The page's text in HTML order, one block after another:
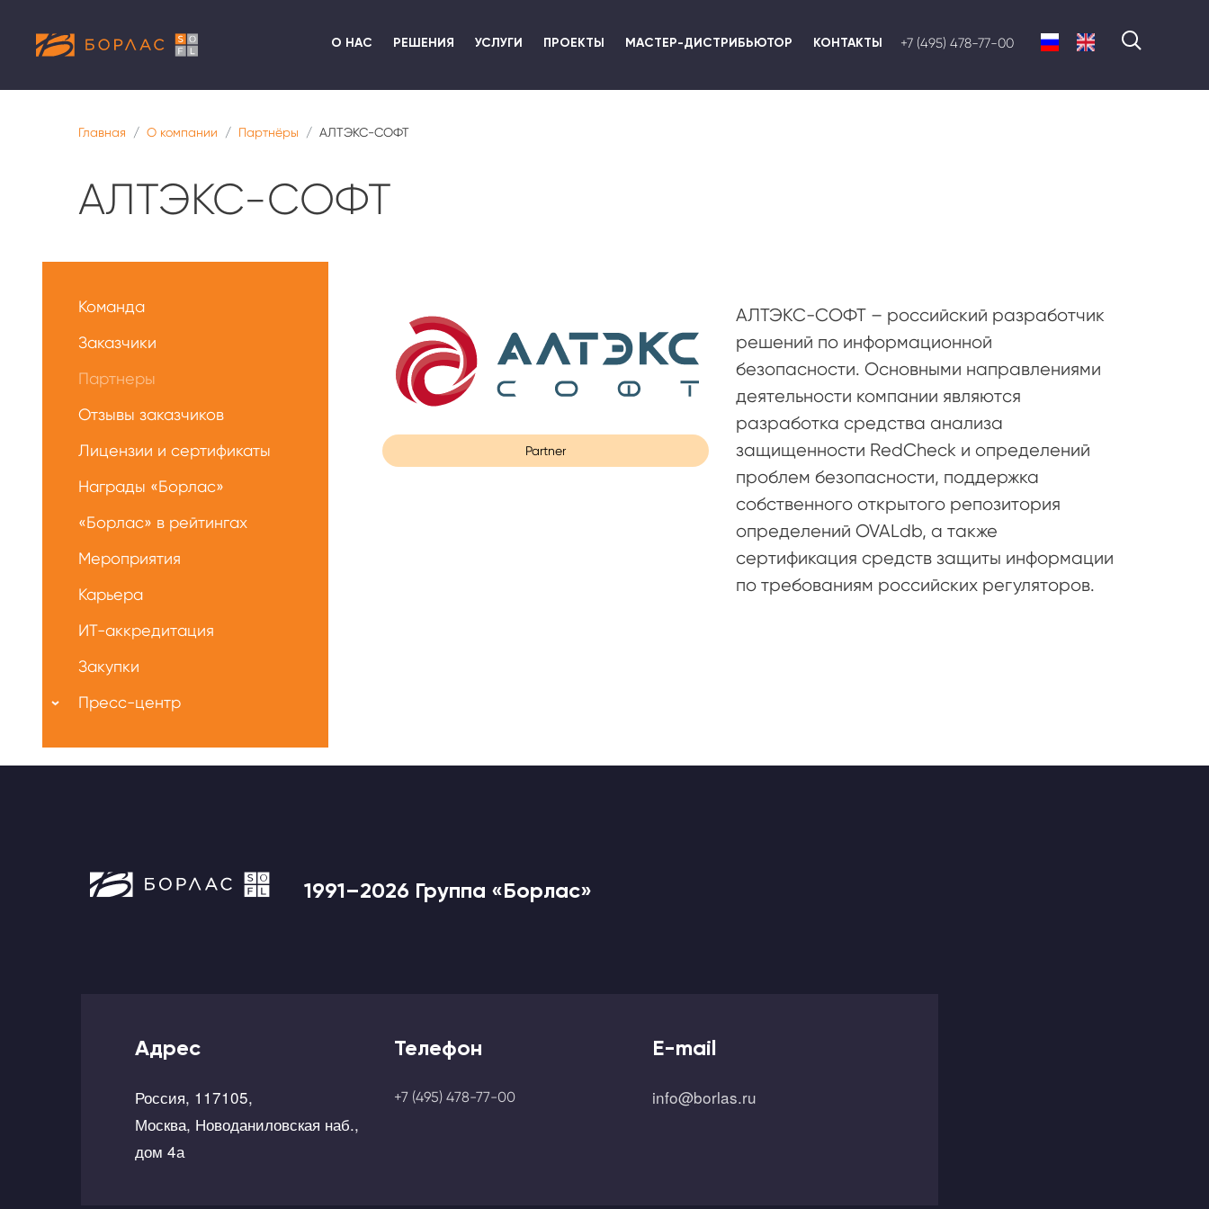
О НАС РЕШЕНИЯ УСЛУГИ ПРОЕКТЫ МАСТЕР-ДИСТРИБЬЮТОР КОНТАКТЫ +7 (495) 478-77-00
Главная О компании Партнёры АЛТЭКС-СОФТ
АЛТЭКС-СОФТ
Partner
АЛТЭКС-СОФТ – российский разработчик
решений по информационной
безопасности. Основными направлениями
деятельности компании являются
разработка средства анализа
защищенности RedCheck и определений
проблем безопасности, поддержка
собственного открытого репозитория
определений OVALdb, а также
сертификация средств защиты информации
по требованиям российских регуляторов.
Команда
Заказчики
Партнеры
Отзывы заказчиков
Лицензии и сертификаты
Награды «Борлас»
«Борлас» в рейтингах
Мероприятия
Карьера
ИТ-аккредитация
Закупки
Пресс-центр
1991–2026 Группа «Борлас»
Адрес
Россия, 117105,
Москва, Новоданиловская наб.,
дом 4а
Телефон
+7 (495) 478-77-00
E-mail
info@borlas.ru